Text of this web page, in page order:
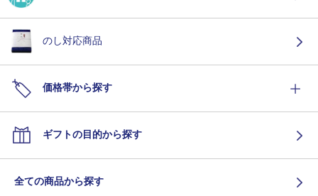
のし対応商品
価格帯から探す
ギフトの目的から探す
全ての商品から探す